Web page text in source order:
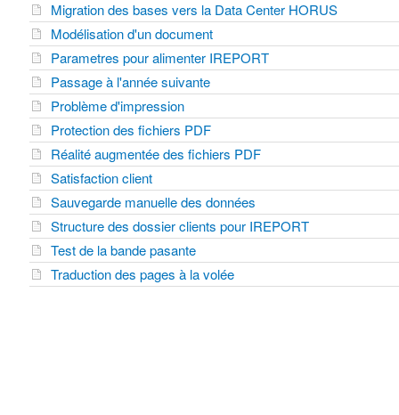
Migration des bases vers la Data Center HORUS
Modélisation d'un document
Parametres pour alimenter IREPORT
Passage à l'année suivante
Problème d'impression
Protection des fichiers PDF
Réalité augmentée des fichiers PDF
Satisfaction client
Sauvegarde manuelle des données
Structure des dossier clients pour IREPORT
Test de la bande pasante
Traduction des pages à la volée